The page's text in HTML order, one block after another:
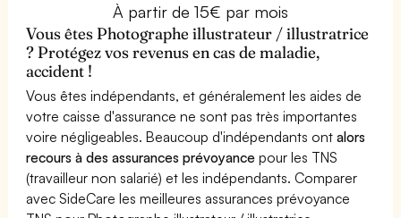
À partir de 15€ par mois
Vous êtes Photographe illustrateur / illustratrice
? Protégez vos revenus en cas de maladie,
accident !
Vous êtes indépendants, et généralement les aides de
votre caisse d'assurance ne sont pas très importantes
voire négligeables. Beaucoup d'indépendants ontalors
recours à des assurances prévoyance pour les TNS
(travailleur non salarié) et les indépendants. Comparer
avec SideCare les meilleures assurances prévoyance